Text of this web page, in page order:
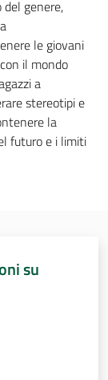
genere,
le giovani
il mondo
a
stereotipi e
la
futuro e i limiti
su